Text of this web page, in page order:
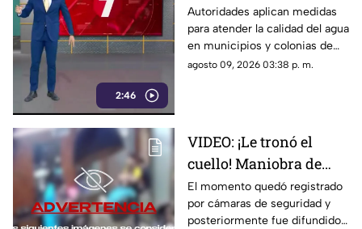
2:46
la calidad del agua en
municipios y colonias
afectadas
Autoridades aplican medidas
para atender la calidad del agua
en municipios y colonias de
Guadalajara. Las acciones
agosto 09, 2026 03:38 p. m.
VIDEO: ¡Le tronó el
cuello! Maniobra de
barbero termina en
grave lesión a cliente
El momento quedó registrado
por cámaras de seguridad y
posteriormente fue difundido